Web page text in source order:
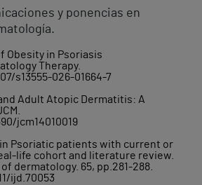
y ponencias en
Obesity in Psoriasis
Therapy.
s13555-026-01664-7
Adult Atopic Dermatitis: A
jcm14010019
Psoriatic patients with current or
life cohort and literature review.
dermatology. 65, pp.281-288.
ijd.70053